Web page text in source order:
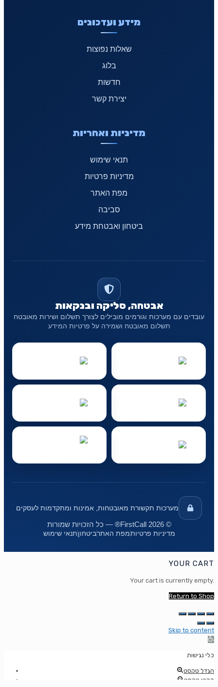
מידע ועדכונים
שאלות נפוצות
בלוג
חדשות
יצירת קשר
מדיניות ואחריות
תנאי שימוש
מדיניות פרטיות
מפת האתר
סביבה
ביטחון ואבטחת מידע
אבטחה, סליקה ובנקאות
עובדים עם מערכות וגורמים מובילים לצורך תשלום ושירות מאובטח
תשלום מאובטח ושמירה על פרטיות המידע
מערכות תקשורת מאובטחות, אמינות ומתקדמות לעסקים
© 2026 FirstCall® — כל הזכויות שמורות
מדיניות פרטיותמפת האתרביטחוןתנאי שימוש
YOUR CART
Your cart is currently empty.
Return to Shop
Skip to content
כלי נגישות
הגדל טקסט
הקטן טקסט